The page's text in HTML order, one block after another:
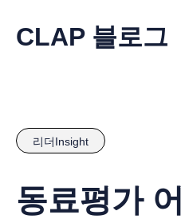
CLAP 블로그
리더Insight
동료평가